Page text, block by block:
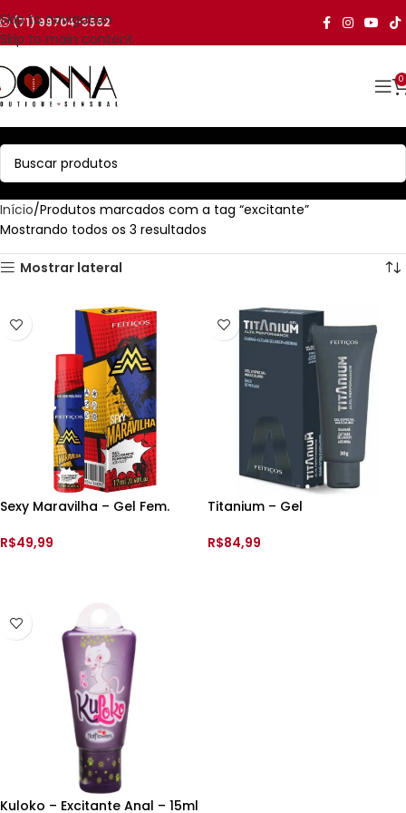
Skip to navigation
Skip to main content
(71) 99704-3552
0
Início Produtos marcados com a tag “excitante”
Mostrando todos os 3 resultados
Mostrar lateral
Sexy Maravilha – Gel Fem.
Feitiços
R$49,99
Titanium – Gel
Performance Masculina –
R$84,99
Kuloko – Excitante Anal – 15ml